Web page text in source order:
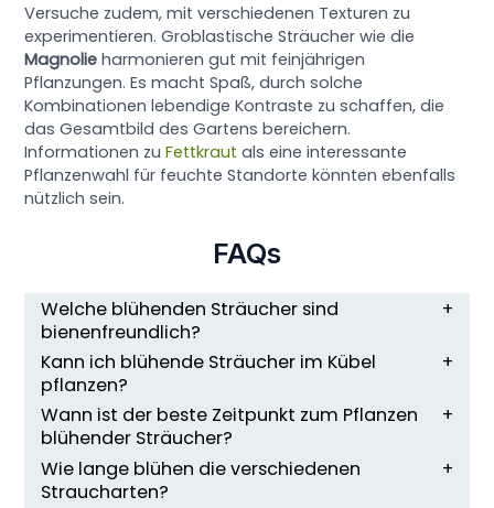
Versuche zudem, mit verschiedenen Texturen zu
experimentieren. Groblastische Sträucher wie die
Magnolie harmonieren gut mit feinjährigen
Pflanzungen. Es macht Spaß, durch solche
Kombinationen lebendige Kontraste zu schaffen, die
das Gesamtbild des Gartens bereichern.
Informationen zuFettkraut als eine interessante
Pflanzenwahl für feuchte Standorte könnten ebenfalls
nützlich sein.
FAQs
Welche blühenden Sträucher sind
bienenfreundlich?
Kann ich blühende Sträucher im Kübel
pflanzen?
Wann ist der beste Zeitpunkt zum Pflanzen
blühender Sträucher?
Wie lange blühen die verschiedenen
Straucharten?